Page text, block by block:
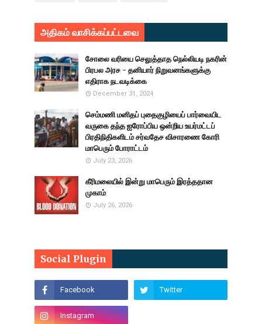
அதிகம் வாசிக்கப்பட்டவை
சோலை வரியை செலுத்தாத நெல்லியடி நகரின்
பிரபல அரச - தனியார் நிறுவனங்களுக்கு
எதிராக நடவடிக்கை
December 31, 2024
செம்மணி மனிதப் புதைகுழியைப் பார்வையிட
வருகை தந்த ஐரோப்பிய ஒன்றிய உயர்மட்டப்
பிரதிநிதிகளிடம் சர்வதேச விசாரணை கோரி
மாபெரும் போராட்டம்
July 23, 2026
கீரிமலையில் இன்று மாபெரும் இரத்ததான
முகாம்
July 26, 2026
Social Plugin